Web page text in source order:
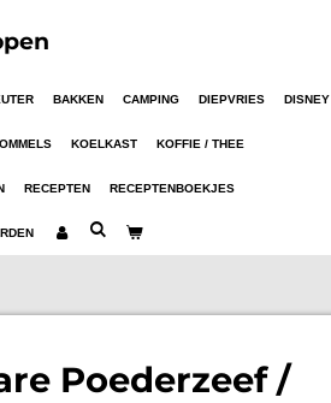
BAKKEN CAMPING DIEPVRIES DISNEY
KOELKAST KOFFIE / THEE
RECEPTEN RECEPTENBOEKJES
Poederzeef /